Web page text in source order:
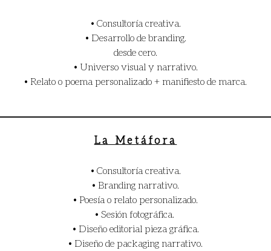
• Consultoría creativa.
• Desarrollo de branding.
desde cero.
• Universo visual y narrativo.
• Relato o poema personalizado + manifiesto de marca.
La Metáfora
• Consultoría creativa.
• Branding narrativo.
• Poesía o relato personalizado.
• Sesión fotográfica.
• Diseño editorial pieza gráfica.
• Diseño de packaging narrativo.